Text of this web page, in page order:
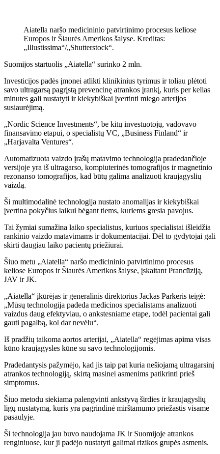
Aiatella naršo medicininio patvirtinimo procesus keliose
Europos ir Šiaurės Amerikos šalyse. Kreditas:
„Illustissima“/„Shutterstock“.
Suomijos startuolis „Aiatella“ surinko 2 mln.
Investicijos padės įmonei atlikti klinikinius tyrimus ir toliau plėtoti
savo ultragarsą pagrįstą prevencinę atrankos įrankį, kuris per kelias
minutes gali nustatyti ir kiekybiškai įvertinti miego arterijos
susiaurėjimą.
„Nordic Science Investments“, be kitų investuotojų, vadovavo
finansavimo etapui, o specialistų VC, „Business Finland“ ir
„Harjavalta Ventures“.
Automatizuota vaizdo įrašų matavimo technologija pradedančioje
versijoje yra iš ultragarso, kompiuterinės tomografijos ir magnetinio
rezonanso tomografijos, kad būtų galima analizuoti kraujagyslių
vaizdą.
Ši multimodalinė technologija nustato anomalijas ir kiekybiškai
įvertina pokyčius laikui bėgant tiems, kuriems gresia pavojus.
Tai žymiai sumažina laiko specialistus, kuriuos specialistai išleidžia
rankinio vaizdo matavimams ir dokumentacijai. Dėl to gydytojai gali
skirti daugiau laiko pacientų priežiūrai.
Šiuo metu „Aiatella“ naršo medicininio patvirtinimo procesus
keliose Europos ir Šiaurės Amerikos šalyse, įskaitant Prancūziją,
JAV ir JK.
„Aiatella“ įkūrėjas ir generalinis direktorius Jackas Parkeris teigė:
„Mūsų technologija padeda medicinos specialistams analizuoti
vaizdus daug efektyviau, o ankstesniame etape, todėl pacientai gali
gauti pagalbą, kol dar nevėlu“.
Iš pradžių taikoma aortos arterijai, „Aiatella“ regėjimas apima visas
kūno kraujagysles kūne su savo technologijomis.
Pradedantysis pažymėjo, kad jis taip pat kuria nešiojamą ultragarsinį
atrankos technologiją, skirtą masinei asmenims patikrinti prieš
simptomus.
Šiuo metodu siekiama palengvinti ankstyvą širdies ir kraujagyslių
ligų nustatymą, kuris yra pagrindinė mirštamumo priežastis visame
pasaulyje.
Ši technologija jau buvo naudojama JK ir Suomijoje atrankos
renginiuose, kur ji padėjo nustatyti galimai rizikos grupės asmenis.